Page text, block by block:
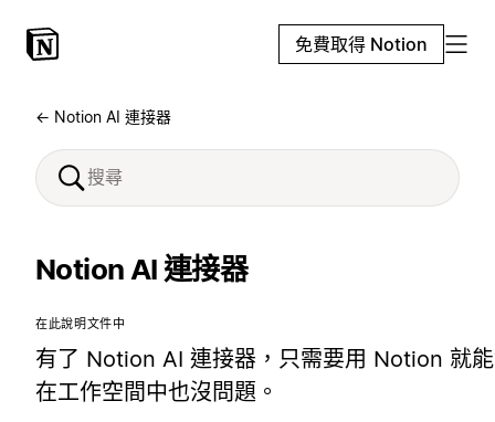
免費取得 Notion
← Notion AI 連接器
Notion AI 連接器
在此說明文件中
有了 Notion AI 連接器，只需要用 Notion 就
在工作空間中也沒問題。